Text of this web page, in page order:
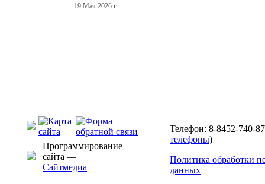
19 Мая 2026 г.
Программирование
сайта —
Сайтмедиа
Телефон: 8-8452-740-
телефоны)
Политика обработки
данных